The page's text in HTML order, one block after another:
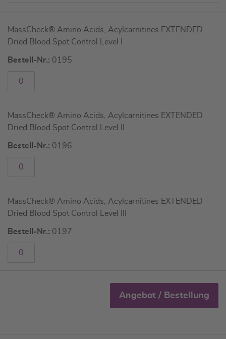
für
gruppiertes
Produkt
MassCheck® Amino Acids, Acylcarnitines EXTENDED
Dried Blood Spot Control Level I
Bestell-Nr.: 0195
MassCheck® Amino Acids, Acylcarnitines EXTENDED
Dried Blood Spot Control Level II
Bestell-Nr.: 0196
MassCheck® Amino Acids, Acylcarnitines EXTENDED
Dried Blood Spot Control Level III
Bestell-Nr.: 0197
Angebot / Bestellung